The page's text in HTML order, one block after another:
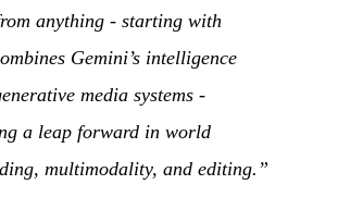
anything - starting with
Gemini’s intelligence
media systems -
a leap forward in world
multimodality, and editing.”